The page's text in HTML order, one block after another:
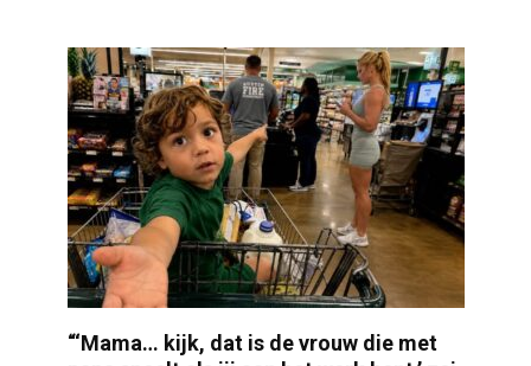
“‘Mama… kijk, dat is de vrouw die met